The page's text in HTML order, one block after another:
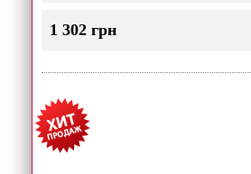
1 302 грн